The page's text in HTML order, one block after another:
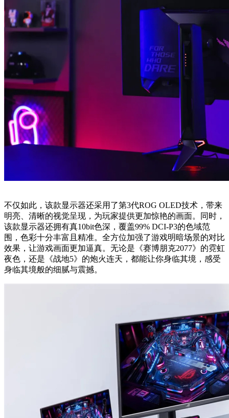
不仅如此，该款显示器还采用了第3代ROG OLED技术，带来
明亮、清晰的视觉呈现，为玩家提供更加惊艳的画面。同时，
该款显示器还拥有真10bit色深，覆盖99% DCI-P3的色域范
围，色彩十分丰富且精准。全方位加强了游戏明暗场景的对比
效果，让游戏画面更加逼真。无论是《赛博朋克2077》的霓虹
夜色，还是《战地5》的炮火连天，都能让你身临其境，感受
身临其境般的细腻与震撼。